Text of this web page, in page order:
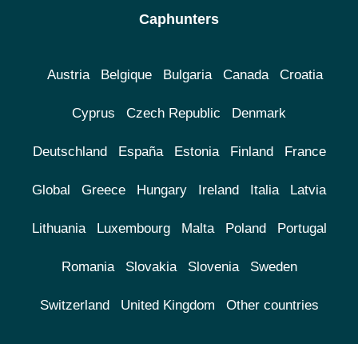
Caphunters
Austria Belgique Bulgaria Canada Croatia
Cyprus Czech Republic Denmark
Deutschland España Estonia Finland France
Global Greece Hungary Ireland Italia Latvia
Lithuania Luxembourg Malta Poland Portugal
Romania Slovakia Slovenia Sweden
Switzerland United Kingdom Other countries